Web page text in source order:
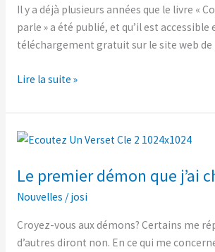
Il y a déjà plusieurs années que le livre «
parle » a été publié, et qu’il est accessible
téléchargement gratuit sur le site web
Père
authentique?
Lire la suite »
Le premier démon que j’ai
Nouvelles / josi
Croyez-vous aux démons? Certains me
d’autres diront non. En ce qui me
Le
démon
que
chassé